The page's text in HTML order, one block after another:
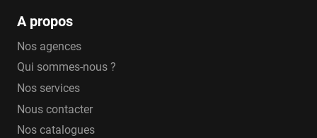
A propos
Nos agences
Qui sommes-nous ?
Nos services
Nous contacter
Nos catalogues